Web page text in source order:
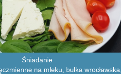
Śniadanie
na mleku, bułka